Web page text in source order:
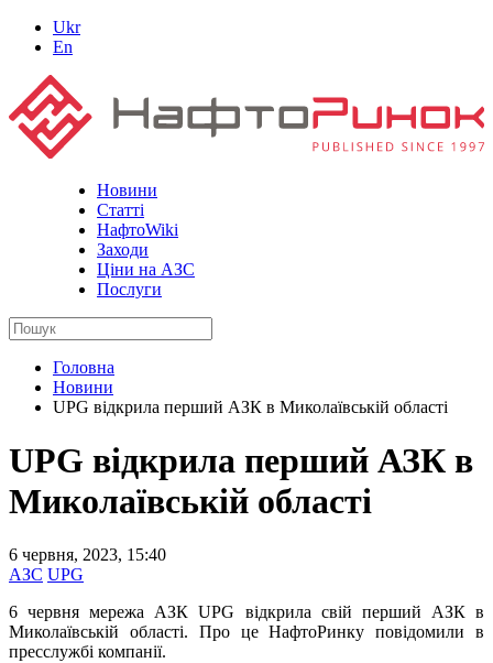
Ukr
En
Новини
Статті
НафтоWiki
Заходи
Ціни на АЗС
Послуги
Головна
Новини
UPG відкрила перший АЗК в Миколаївській області
UPG відкрила перший АЗК в
Миколаївській області
6 червня, 2023, 15:40
АЗС UPG
6 червня мережа АЗК UPG відкрила свій перший АЗК в
Миколаївській області. Про це НафтоРинку повідомили в
пресслужбі компанії.